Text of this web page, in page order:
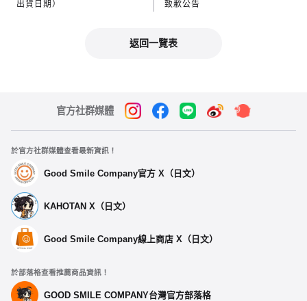
出貨日期） 致歉公告
返回一覽表
官方社群媒體
於官方社群媒體查看最新資訊！
Good Smile Company官方 X（日文）
KAHOTAN X（日文）
Good Smile Company線上商店 X（日文）
於部落格查看推薦商品資訊！
GOOD SMILE COMPANY台灣官方部落格